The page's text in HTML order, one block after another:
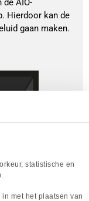
statistische en
met het plaatsen van
de AIO-
Hierdoor kan de
gaan maken.